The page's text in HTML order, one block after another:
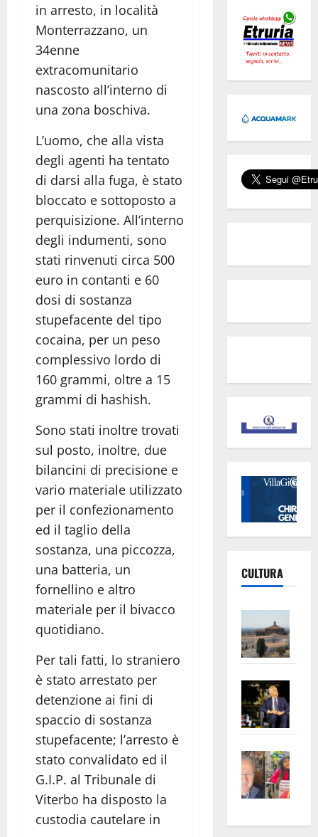
in arresto, in località
Monterrazzano, un
34enne
extracomunitario
nascosto all’interno di
una zona boschiva.
L’uomo, che alla vista
degli agenti ha tentato
di darsi alla fuga, è stato
bloccato e sottoposto a
perquisizione. All’interno
degli indumenti, sono
stati rinvenuti circa 500
euro in contanti e 60
dosi di sostanza
stupefacente del tipo
cocaina, per un peso
complessivo lordo di
160 grammi, oltre a 15
grammi di hashish.
Sono stati inoltre trovati
sul posto, inoltre, due
bilancini di precisione e
vario materiale utilizzato
per il confezionamento
ed il taglio della
sostanza, una piccozza,
una batteria, un
fornellino e altro
materiale per il bivacco
quotidiano.
Per tali fatti, lo straniero
è stato arrestato per
detenzione ai fini di
spaccio di sostanza
stupefacente; l’arresto è
stato convalidato ed il
G.I.P. al Tribunale di
Viterbo ha disposto la
custodia cautelare in
CULTURA
euro
apre